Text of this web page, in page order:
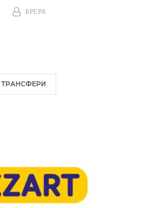
БРЕРА
ТРАНСФЕРИ